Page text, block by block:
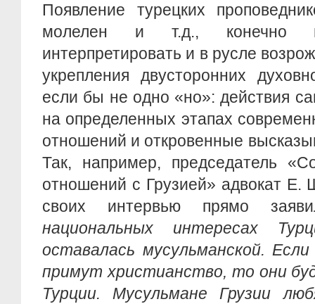
Появление турецких
молелен и т.д.,
интерпретировать и в русле
укрепления двусторонних
если бы не одно «но»: действия
на определенных этапах
отношений и откровенные
Так, например, председатель
отношений с Грузией» адвокат Е.
своих интервью прямо
национальных интересах
оставалась мусульманской.
примут христианство, то они
Турции. Мусульмане Грузии